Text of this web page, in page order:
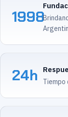
1998
24h Tiempo